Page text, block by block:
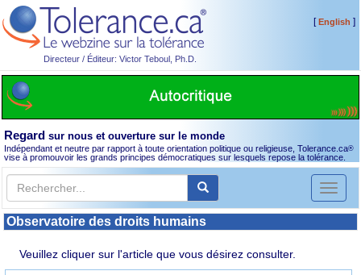
Directeur / Éditeur: Victor Teboul, Ph.D.
[English ]
Regard sur nous et ouverture sur le monde
Indépendant et neutre par rapport à toute orientation politique ou religieuse, Tolerance.ca®
vise à promouvoir les grands principes démocratiques sur lesquels repose la tolérance.
Toggle
Observatoire des droits humains
Veuillez cliquer sur l'article que vous désirez consulter.